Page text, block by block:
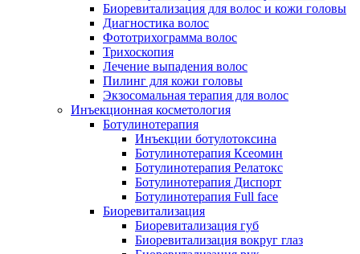
Биоревитализация для волос и кожи головы
Диагностика волос
Фототрихограмма волос
Трихоскопия
Лечение выпадения волос
Пилинг для кожи головы
Экзосомальная терапия для волос
Инъекционная косметология
Ботулинотерапия
Инъекции ботулотоксина
Ботулинотерапия Ксеомин
Ботулинотерапия Релатокс
Ботулинотерапия Диспорт
Ботулинотерапия Full face
Биоревитализация
Биоревитализация губ
Биоревитализация вокруг глаз